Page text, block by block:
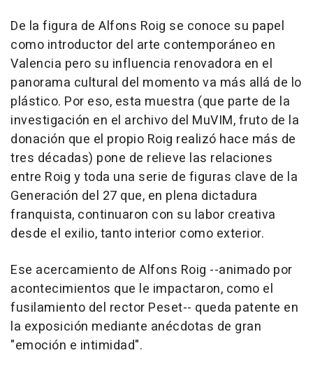
De la figura de Alfons Roig se conoce su papel
como introductor del arte contemporáneo en
Valencia pero su influencia renovadora en el
panorama cultural del momento va más allá de lo
plástico. Por eso, esta muestra (que parte de la
investigación en el archivo del MuVIM, fruto de la
donación que el propio Roig realizó hace más de
tres décadas) pone de relieve las relaciones
entre Roig y toda una serie de figuras clave de la
Generación del 27 que, en plena dictadura
franquista, continuaron con su labor creativa
desde el exilio, tanto interior como exterior.
Ese acercamiento de Alfons Roig --animado por
acontecimientos que le impactaron, como el
fusilamiento del rector Peset-- queda patente en
la exposición mediante anécdotas de gran
"emoción e intimidad".